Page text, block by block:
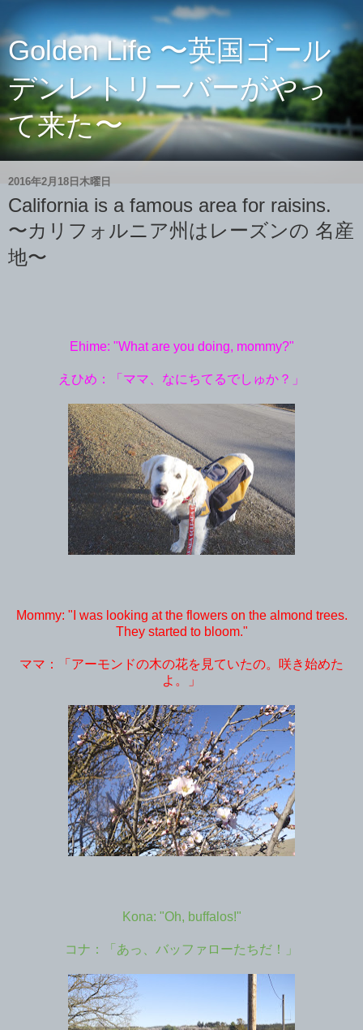
Golden Life 〜英国ゴール
デンレトリーバーがやっ
て来た〜
2016年2月18日木曜日
California is a famous area for raisins.
〜カリフォルニア州はレーズンの 名産
地〜
Ehime: "What are you doing, mommy?"
えひめ：「ママ、なにちてるでしゅか？」
Mommy: "I was looking at the flowers on the almond trees.
They started to bloom."
ママ：「アーモンドの木の花を見ていたの。咲き始めた
よ。」
Kona: "Oh, buffalos!"
コナ：「あっ、バッファローたちだ！」